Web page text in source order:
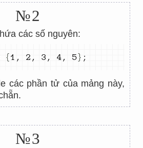
№2
các số nguyên:
{1 , 2 , 3 , 4 , 5} ;
các phần tử của mảng này,
№3